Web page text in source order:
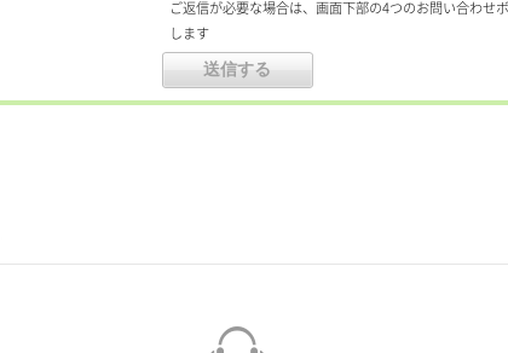
ご返信が必要な場合は、画面下部の4つのお問い合わせ
します